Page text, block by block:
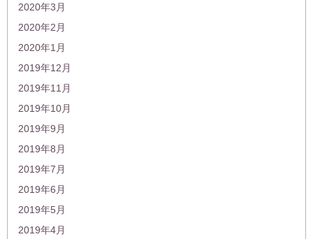
2020年3月
2020年2月
2020年1月
2019年12月
2019年11月
2019年10月
2019年9月
2019年8月
2019年7月
2019年6月
2019年5月
2019年4月